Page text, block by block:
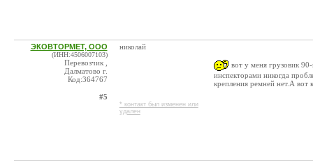
ЭКОВТОРМЕТ, ООО
(ИНН:4506007103)
Перевозчик ,
Далматово г.
Код:364767
#5
николай
* контакт был изменен или
удален
вот у меня грузовик
инспекторами никогда
крепления ремней нет.А вот